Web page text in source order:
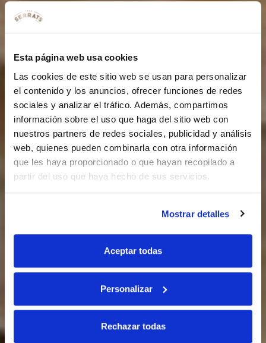
Esta página web usa cookies
Las cookies de este sitio web se usan para personalizar
el contenido y los anuncios, ofrecer funciones de redes
sociales y analizar el tráfico. Además, compartimos
información sobre el uso que haga del sitio web con
nuestros partners de redes sociales, publicidad y análisis
web, quienes pueden combinarla con otra información
que les haya proporcionado o que hayan recopilado a
partir del uso que haya hecho de sus servicios.
Mostrar detalles
Aceptar todas
Personalizar
Rechazar todas